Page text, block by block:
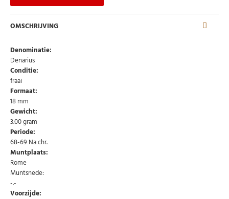
OMSCHRIJVING
Denominatie:
Denarius
Conditie:
fraai
Formaat:
18 mm
Gewicht:
3.00 gram
Periode:
68-69 Na chr.
Muntplaats:
Rome
Muntsnede:
-.-
Voorzijde: